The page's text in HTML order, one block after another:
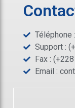
Téléphone
Support :
Fax :
Email :